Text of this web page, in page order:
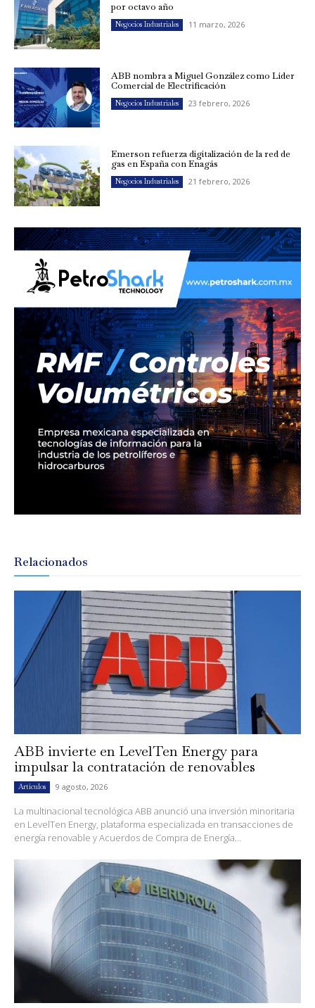
por octavo año
Negocios Industriales 11 marzo, 2026
ABB nombra a Miguel González como Líder
Comercial de Electrificación
Negocios Industriales 23 febrero, 2026
Emerson refuerza digitalización de la red de
gas en España con Enagás
Negocios Industriales 21 febrero, 2026
Relacionados
ABB invierte en LevelTen Energy para
impulsar la contratación de renovables
Artículos 9 agosto, 2026
La multinacional tecnológica ABB anunció una inversión minoritaria
en LevelTen Energy, plataforma especializada en transacciones de
energía renovable y Acuerdos de Compra de Energía...